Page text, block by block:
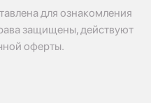
для ознакомления
защищены, действуют
оферты.